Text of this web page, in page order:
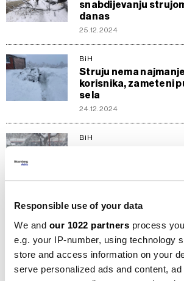
Responsible use of your data
We and our 1022 partners process
e.g. your IP-number, using technology
store and access information on your
serve personalized ads and content,
snabdijevanju
danas
25.12.2024
BiH
Struju nema
korisnika, zameteni
sela
24.12.2024
BiH
snabdijevanju
BiH
zimske sezone
11.01.2023
BiH